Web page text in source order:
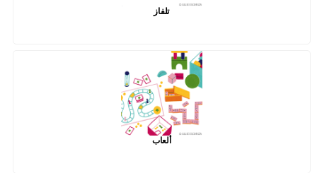
تلفاز
ألعاب